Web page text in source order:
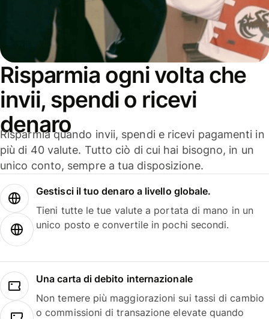
Risparmia ogni volta che
invii, spendi o ricevi
denaro
Risparmia quando invii, spendi e ricevi pagamenti in
più di 40 valute. Tutto ciò di cui hai bisogno, in un
unico conto, sempre a tua disposizione.
Gestisci il tuo denaro a livello globale.
Tieni tutte le tue valute a portata di mano in un
unico posto e convertile in pochi secondi.
Una carta di debito internazionale
Non temere più maggiorazioni sui tassi di cambio
o commissioni di transazione elevate quando